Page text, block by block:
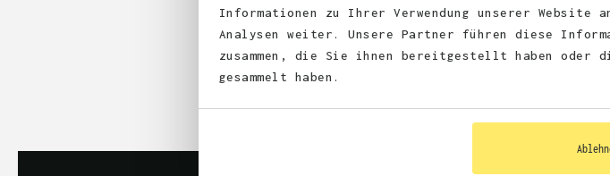
Informationen zu Ihrer Verwendung unserer Website
Analysen weiter. Unsere Partner führen diese
zusammen, die Sie ihnen bereitgestellt haben oder
gesammelt haben.